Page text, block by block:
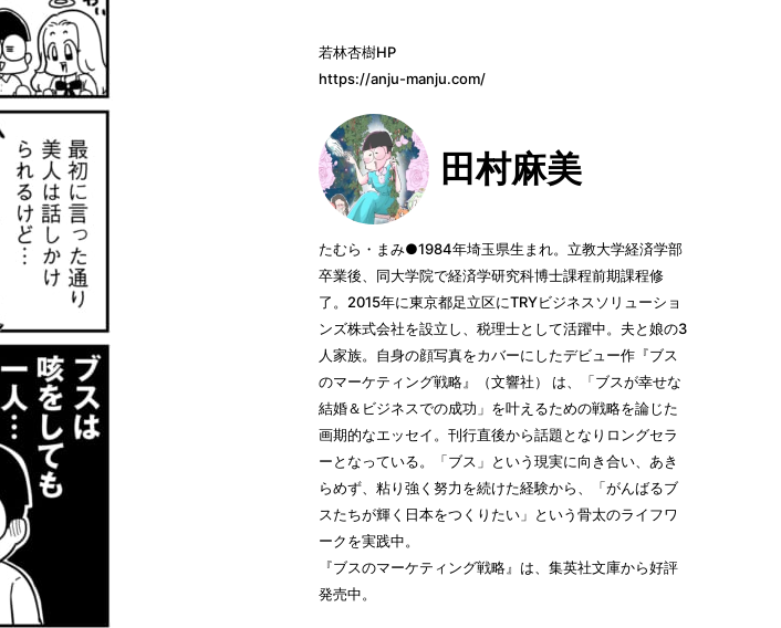
若林杏樹HP
https://anju-manju.com/
田村麻美
たむら・まみ●1984年埼玉県生まれ。立教大学経済学部
卒業後、同大学院で経済学研究科博士課程前期課程修
了。2015年に東京都足立区にTRYビジネスソリューショ
ンズ株式会社を設立し、税理士として活躍中。夫と娘の3
人家族。自身の顔写真をカバーにしたデビュー作『ブス
のマーケティング戦略』（文響社） は、「ブスが幸せな
結婚＆ビジネスでの成功」を叶えるための戦略を論じた
画期的なエッセイ。刊行直後から話題となりロングセラ
ーとなっている。「ブス」という現実に向き合い、あき
らめず、粘り強く努力を続けた経験から、「がんばるブ
スたちが輝く日本をつくりたい」という骨太のライフワ
ークを実践中。
『ブスのマーケティング戦略』は、集英社文庫から好評
発売中。